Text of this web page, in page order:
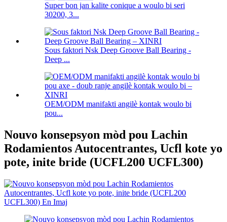
Super bon jan kalite conique a woulo bi seri
30200, 3...
Sous faktori Nsk Deep Groove Ball Bearing -
Deep ...
OEM/ODM manifakti angilè kontak woulo bi
pou...
Nouvo konsepsyon mòd pou Lachin
Rodamientos Autocentrantes, Ucfl kote yo
pote, inite bride (UCFL200 UCFL300)